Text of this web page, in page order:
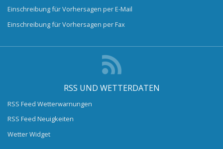
Einschreibung für Vorhersagen per E-Mail
Einschreibung für Vorhersagen per Fax
RSS UND WETTERDATEN
RSS Feed Wetterwarnungen
RSS Feed Neuigkeiten
Wetter Widget